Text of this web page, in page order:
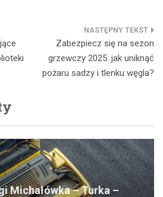
Zabezpiecz się na sezon
grzewczy 2025: jak uniknąć
pożaru sadzy i tlenku węgla?
Michałówka – Turka –